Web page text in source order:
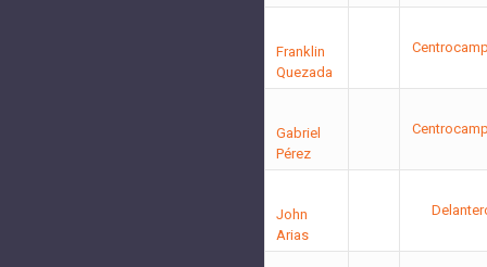
Franklin
Quezada
Gabriel
Pérez
John
Arias